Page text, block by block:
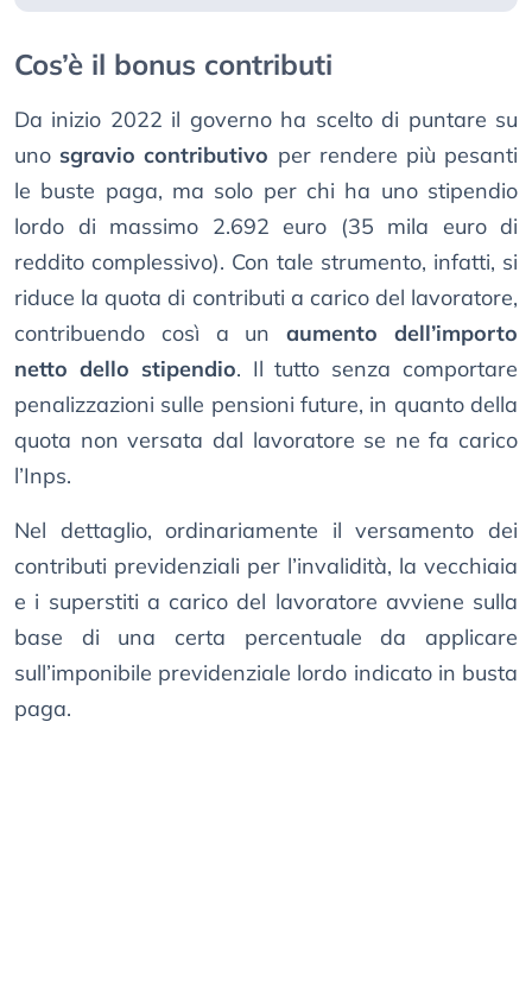
Cos’è il bonus contributi
Da inizio 2022 il governo ha scelto di puntare su
uno sgravio contributivo per rendere più pesanti
le buste paga, ma solo per chi ha uno stipendio
lordo di massimo 2.692 euro (35 mila euro di
reddito complessivo). Con tale strumento, infatti, si
riduce la quota di contributi a carico del lavoratore,
contribuendo così a unaumento dell’importo
netto dello stipendio. Il tutto senza comportare
penalizzazioni sulle pensioni future, in quanto della
quota non versata dal lavoratore se ne fa carico
l’Inps.
Nel dettaglio, ordinariamente il versamento dei
contributi previdenziali per l’invalidità, la vecchiaia
e i superstiti a carico del lavoratore avviene sulla
base di una certa percentuale da applicare
sull’imponibile previdenziale lordo indicato in busta
paga.